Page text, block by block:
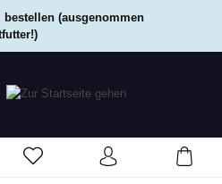
bestellen (ausgenommen